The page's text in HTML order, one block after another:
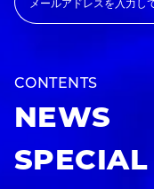
CONTENTS
NEWS
SPECIAL